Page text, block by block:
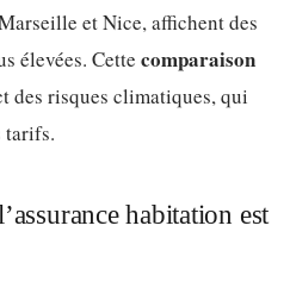
et Nice, affichent des
élevées. Cette comparaison
des risques climatiques, qui
tarifs.
habitation est